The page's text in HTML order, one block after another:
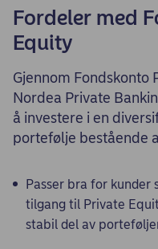
Fordeler med
Equity
Gjennom Fondskonto
Nordea Private
å investere i en
portefølje bestående
Passer bra for kunder
tilgang til Private
stabil del av